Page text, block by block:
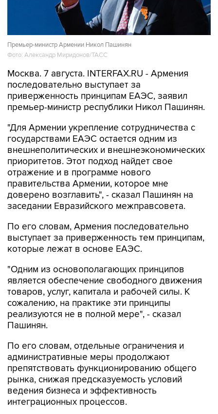
Премьер-министр Армении Никол Пашинян
Фото: Александр Миридонов/ТАСС
Москва. 7 августа. INTERFAX.RU - Армения
последовательно выступает за
приверженность принципам ЕАЭС, заявил
премьер-министр республики Никол Пашинян.
"Для Армении укрепление сотрудничества с
государствами ЕАЭС остается одним из
внешнеполитических и внешнеэкономических
приоритетов. Этот подход найдет свое
отражение и в программе нового
правительства Армении, которое мне
доверено возглавить", - сказал Пашинян на
заседании Евразийского межправсовета.
По его словам, Армения последовательно
выступает за приверженность тем принципам,
которые лежат в основе ЕАЭС.
"Одним из основополагающих принципов
является обеспечение свободного движения
товаров, услуг, капитала и рабочей силы. К
сожалению, на практике эти принципы
реализуются не в полной мере", - сказал
Пашинян.
По его словам, отдельные ограничения и
административные меры продолжают
препятствовать функционированию общего
рынка, снижая предсказуемость условий
ведения бизнеса и эффективность
интеграционных процессов.